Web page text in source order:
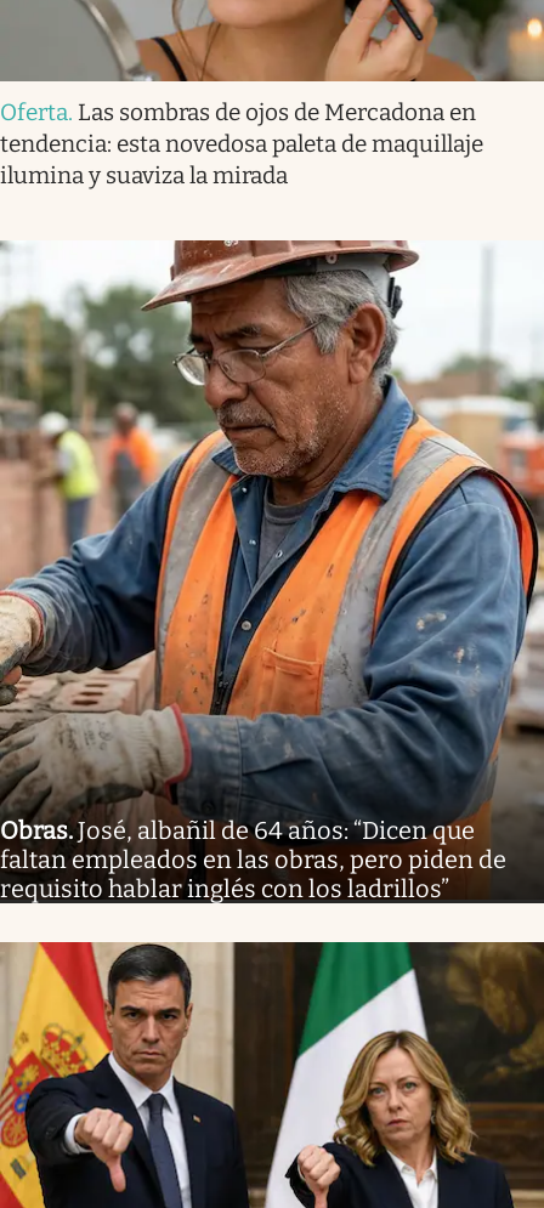
Oferta. Las sombras de ojos de Mercadona en
tendencia: esta novedosa paleta de maquillaje
ilumina y suaviza la mirada
Obras.José, albañil de 64 años: “Dicen que
faltan empleados en las obras, pero piden de
requisito hablar inglés con los ladrillos”